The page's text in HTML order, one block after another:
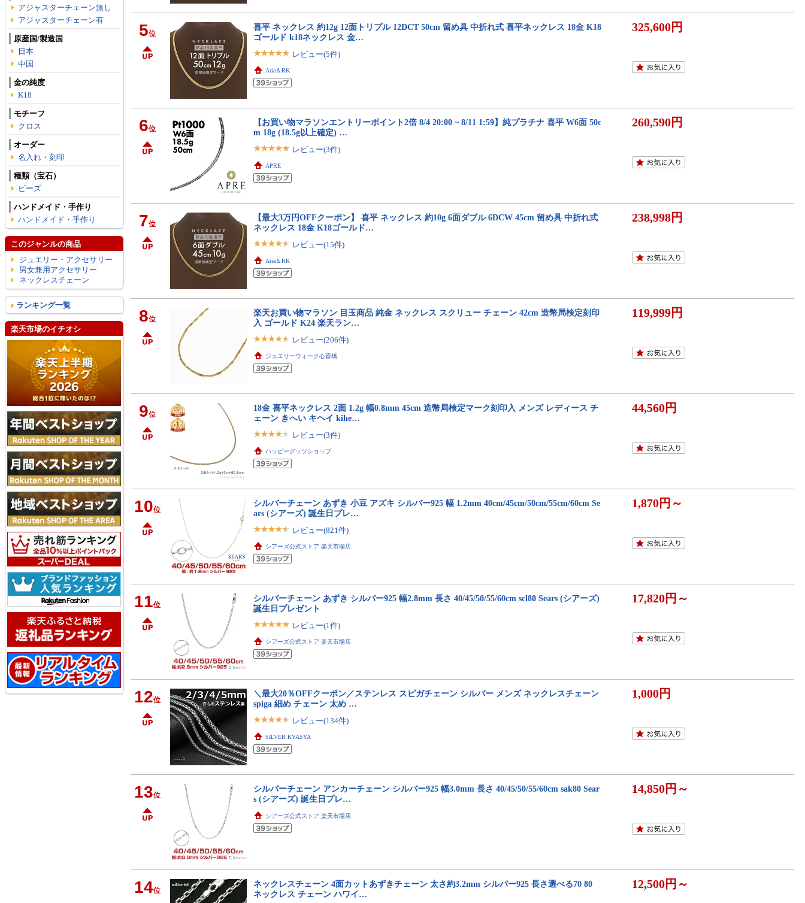
5位
喜平 ネックレス 約12g 12面トリプル 12DCT 50cm 留め具 中折れ式 喜平ネックレス 18金 K18
ゴールド k18ネックレス 金…
レビュー(5件)
Aria＆RK
325,600円
6位
【お買い物マラソンエントリーポイント2倍 8/4 20:00 ~ 8/11 1:59】純プラチナ 喜平 W6面 50c
m 18g (18.5g以上確定) …
レビュー(3件)
APRE
260,590円
7位
【最大3万円OFFクーポン】 喜平 ネックレス 約10g 6面ダブル 6DCW 45cm 留め具 中折れ式
ネックレス 18金 K18ゴールド…
レビュー(15件)
Aria＆RK
238,998円
8位
楽天お買い物マラソン 目玉商品 純金 ネックレス スクリュー チェーン 42cm 造幣局検定刻印
入 ゴールド K24 楽天ラン…
レビュー(206件)
ジュエリーウォーク心斎橋
119,999円
9位
18金 喜平ネックレス 2面 1.2g 幅0.8mm 45cm 造幣局検定マーク刻印入 メンズ レディース チ
ェーン きへい キヘイ kihe…
レビュー(3件)
ハッピーグッツショップ
44,560円
10位
シルバーチェーン あずき 小豆 アズキ シルバー925 幅 1.2mm 40cm/45cm/50cm/55cm/60cm Se
ars (シアーズ) 誕生日プレ…
レビュー(821件)
シアーズ公式ストア 楽天市場店
1,870円～
11位
シルバーチェーン あずき シルバー925 幅2.8mm 長さ 40/45/50/55/60cm scl80 Sears (シアーズ)
誕生日プレゼント
レビュー(1件)
シアーズ公式ストア 楽天市場店
17,820円～
12位
＼最大20％OFFクーポン／ステンレス スピガチェーン シルバー メンズ ネックレスチェーン
spiga 細め チェーン 太め …
レビュー(134件)
SILVER KYASYA
1,000円
13位
シルバーチェーン アンカーチェーン シルバー925 幅3.0mm 長さ 40/45/50/55/60cm sak80 Sear
s (シアーズ) 誕生日プレ…
シアーズ公式ストア 楽天市場店
14,850円～
14位
ネックレスチェーン 4面カットあずきチェーン 太さ約3.2mm シルバー925 長さ選べる70 80
ネックレス チェーン ハワイ…
12,500円～
アジャスターチェーン無し
アジャスターチェーン有
原産国/製造国
日本
中国
金の純度
K18
モチーフ
クロス
オーダー
名入れ・刻印
種類（宝石）
ビーズ
ハンドメイド・手作り
ハンドメイド・手作り
このジャンルの商品
ジュエリー・アクセサリー
男女兼用アクセサリー
ネックレスチェーン
ランキング一覧
楽天市場のイチオシ